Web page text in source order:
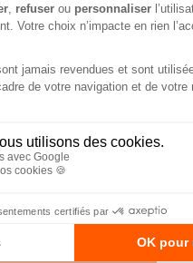
(Bac+3),
de la Communication » et
d’accéder à une
12 campus en propre :
en affiliation : Brest, Caen,
Réunion). 3 programmes
de l'école